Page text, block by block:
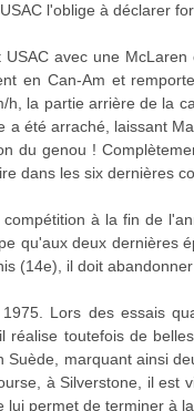
l'oblige à déclarer
avec une
en Can-Am et
h, la partie arrière de la
été arraché, laissant
du genou !
dans les six dernières
à la fin de
qu'aux deux dernières
(14e), il doit
Lors des essais
toutefois de
marquant ainsi
à Silverstone, il est
permet de terminer à